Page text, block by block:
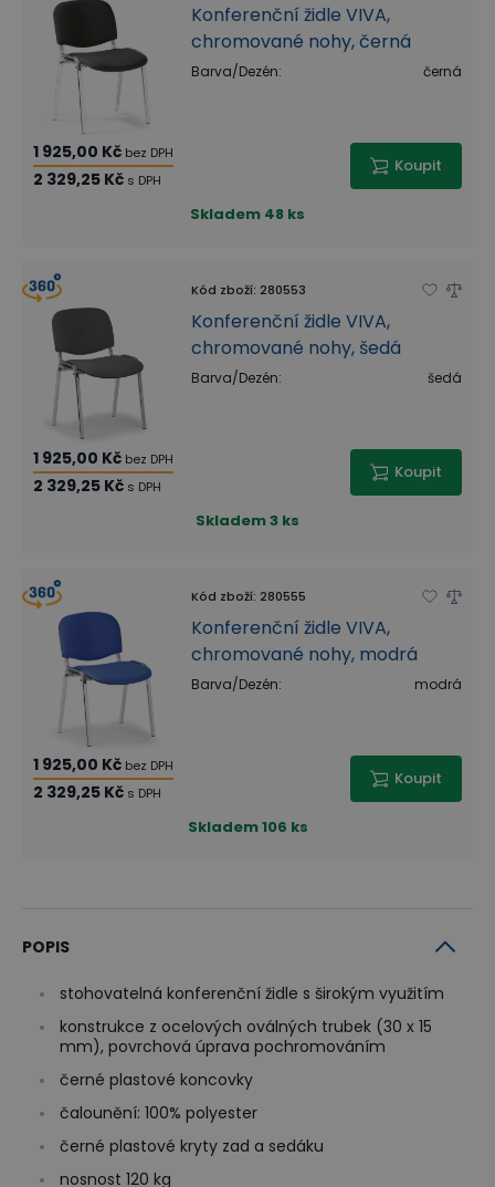
Konferenční židle VIVA,
chromované nohy, černá
Barva/Dezén: černá
1 925,00 Kč bez DPH
2 329,25 Kč s DPH
Koupit
Skladem 48 ks
Kód zboží: 280553
Konferenční židle VIVA,
chromované nohy, šedá
Barva/Dezén: šedá
1 925,00 Kč bez DPH
2 329,25 Kč s DPH
Koupit
Skladem3 ks
Kód zboží: 280555
Konferenční židle VIVA,
chromované nohy, modrá
Barva/Dezén: modrá
1 925,00 Kč bez DPH
2 329,25 Kč s DPH
Koupit
Skladem106 ks
POPIS
stohovatelná konferenční židle s širokým využitím
konstrukce z ocelových oválných trubek (30 x 15
mm), povrchová úprava pochromováním
černé plastové koncovky
čalounění: 100% polyester
černé plastové kryty zad a sedáku
nosnost 120 kg